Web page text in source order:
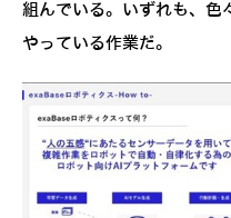
組んでいる。いずれも、色
やっている作業だ。